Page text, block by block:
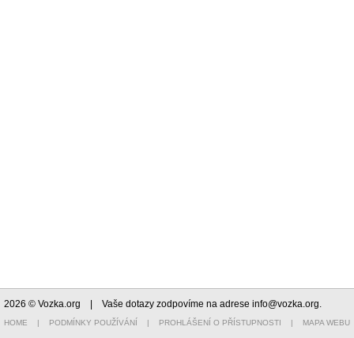
2026 © Vozka.org | Vaše dotazy zodpovíme na adrese info@vozka.org.
HOME | PODMÍNKY POUŽÍVÁNÍ | PROHLÁŠENÍ O PŘÍSTUPNOSTI | MAPA WEBU